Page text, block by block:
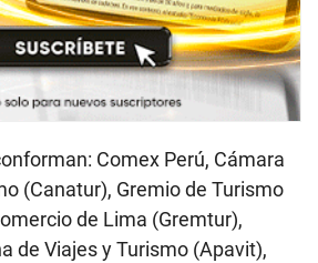
Comex Perú, Cámara
(Canatur), Gremio de Turismo
de Lima (Gremtur),
de Viajes y Turismo (Apavit),